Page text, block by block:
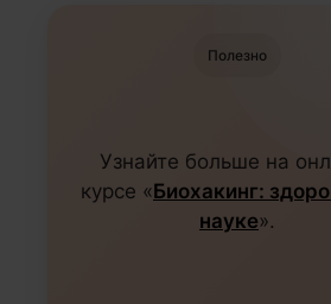
Полезно
Узнайте больше на
курсе «Биохакинг:
науке».